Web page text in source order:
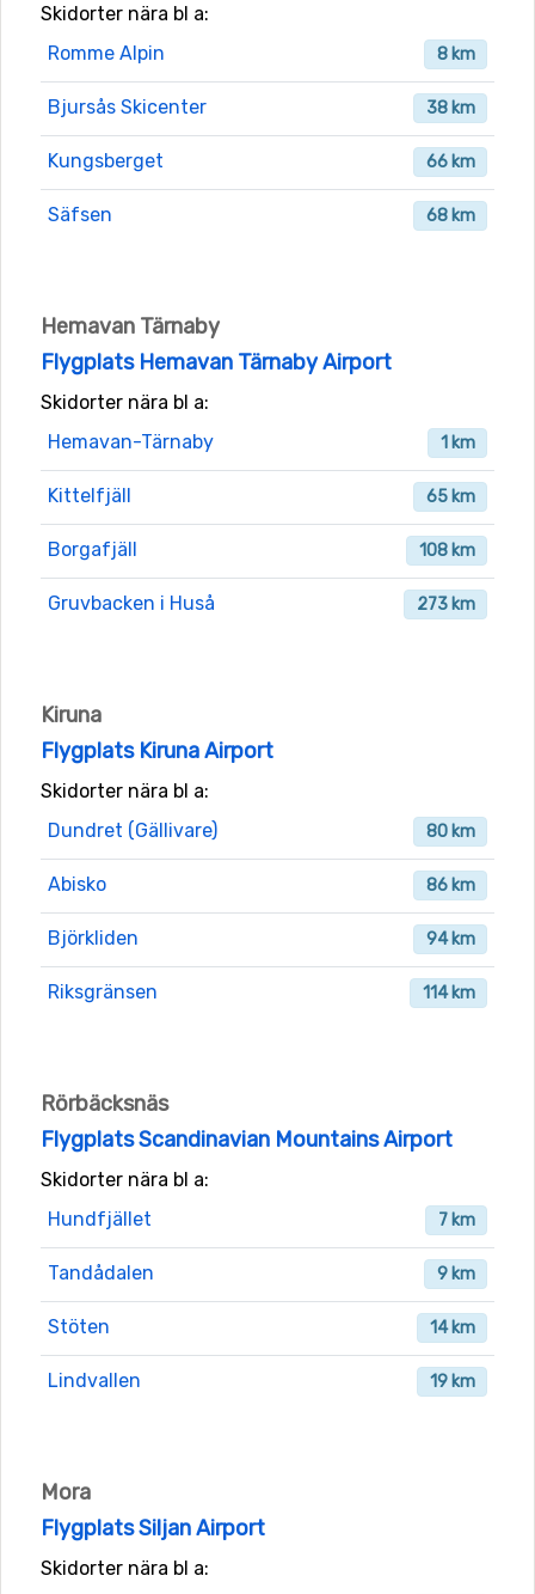
Skidorter nära bl a:
Romme Alpin
8 km
Bjursås Skicenter 38 km
Kungsberget 66 km
Säfsen 68 km
Hemavan Tärnaby
Flygplats Hemavan Tärnaby Airport
Skidorter nära bl a:
Hemavan-Tärnaby
1 km
Kittelfjäll 65 km
Borgafjäll 108 km
Gruvbacken i Huså 273 km
Kiruna
Flygplats Kiruna Airport
Skidorter nära bl a:
Dundret (Gällivare)
80 km
Abisko 86 km
Björkliden 94 km
Riksgränsen 114 km
Rörbäcksnäs
Flygplats Scandinavian Mountains Airport
Skidorter nära bl a:
Hundfjället
7 km
Tandådalen 9 km
Stöten 14 km
Lindvallen 19 km
Mora
Flygplats Siljan Airport
Skidorter nära bl a: